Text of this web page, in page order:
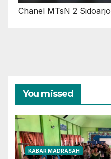
Chanel MTsN 2 Sidoarjo
You missed
KABAR MADRASAH